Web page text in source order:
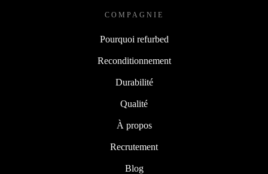
COMPAGNIE
Pourquoi refurbed
Reconditionnement
Durabilité
Qualité
À propos
Recrutement
Blog